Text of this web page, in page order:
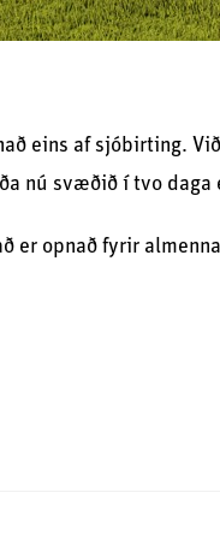
eins af sjóbirting.
nú svæðið í tvo
er opnað fyrir